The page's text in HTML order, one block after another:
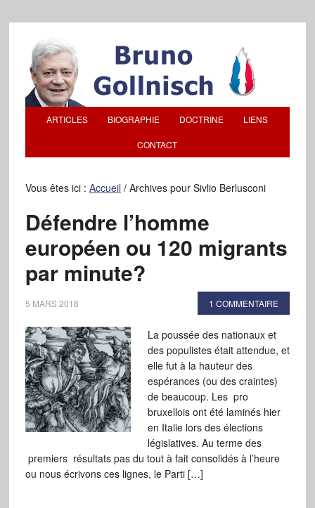
ARTICLES BIOGRAPHIE DOCTRINE LIENS
CONTACT
Vous êtes ici : Accueil /Archives pour Sivlio Berlusconi
Défendre l’homme
européen ou 120 migrants
par minute?
5 MARS 2018 1 COMMENTAIRE
La poussée des nationaux et
des populistes était attendue, et
elle fut à la hauteur des
espérances (ou des craintes)
de beaucoup. Les pro
bruxellois ont été laminés hier
en Italie lors des élections
législatives. Au terme des
premiers résultats pas du tout à fait consolidés à l’heure
ou nous écrivons ces lignes, le Parti […]